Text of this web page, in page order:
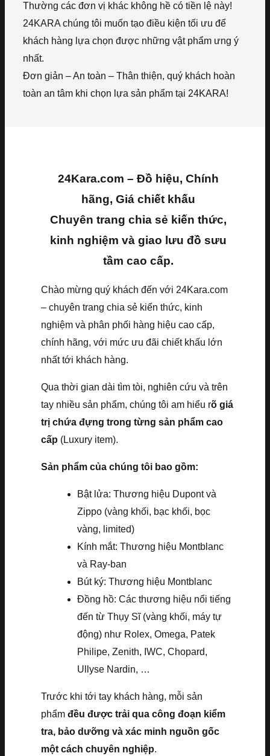
Thường các đơn vị khác không hề có tiền lệ này!
24KARA chúng tôi muốn tạo điều kiện tối ưu để
khách hàng lựa chọn được những vật phẩm ưng ý
nhất.
Đơn giản – An toàn – Thân thiện, quý khách hoàn
toàn an tâm khi chọn lựa sản phẩm tại 24KARA!
24Kara.com – Đồ hiệu, Chính
hãng, Giá chiết khấu
Chuyên trang chia sẻ kiến thức,
kinh nghiệm và giao lưu đồ sưu
tầm cao cấp.
Chào mừng quý khách đến với 24Kara.com
– chuyên trang chia sẻ kiến thức, kinh
nghiệm và phân phối hàng hiệu cao cấp,
chính hãng, với mức ưu đãi chiết khấu lớn
nhất tới khách hàng.
Qua thời gian dài tìm tòi, nghiên cứu và trên
tay nhiều sản phẩm, chúng tôi am hiểu rõ giá
trị chứa đựng trong từng sản phẩm cao
cấp (Luxury item).
Sản phẩm của chúng tôi bao gồm:
Bật lửa: Thương hiệu Dupont và
Zippo (vàng khối, bạc khối, bọc
vàng, limited)
Kính mắt: Thương hiệu Montblanc
và Ray-ban
Bút ký: Thương hiệu Montblanc
Đồng hồ: Các thương hiệu nổi tiếng
đến từ Thụy Sĩ (vàng khối, máy tự
động) như Rolex, Omega, Patek
Philipe, Zenith, IWC, Chopard,
Ullyse Nardin, …
Trước khi tới tay khách hàng, mỗi sản
phẩm đều được trải qua công đoạn kiểm
tra, bảo dưỡng và xác minh nguồn gốc
một cách chuyên nghiệp.